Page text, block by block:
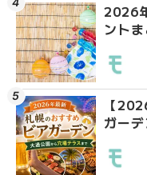
2026
ント
【
ガー
大通